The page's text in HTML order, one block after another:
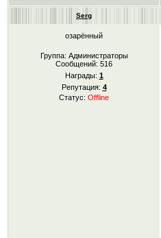
Serg
озарённый
Группа: Администраторы
Сообщений: 516
Награды: 1
Репутация: 4
Статус: Offline